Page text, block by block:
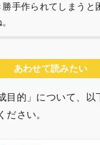
勝手作られてしまうと
あわせて読みたい
目的」について、以
ださい。